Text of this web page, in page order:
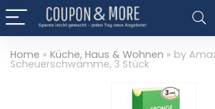
Home » Küche, Haus & Wohnen » by
Scheuerschwämme, 3 Stück